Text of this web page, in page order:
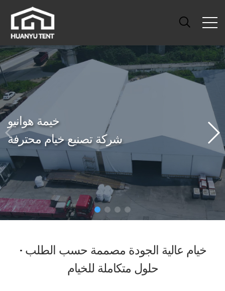
خيمة هوانيو
شركة تصنيع خيام محترفة
خيام عالية الجودة مصممة حسب الطلب ·
حلول متكاملة للخيام